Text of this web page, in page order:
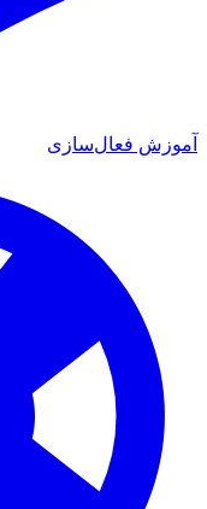
آموزش فعال‌سازی